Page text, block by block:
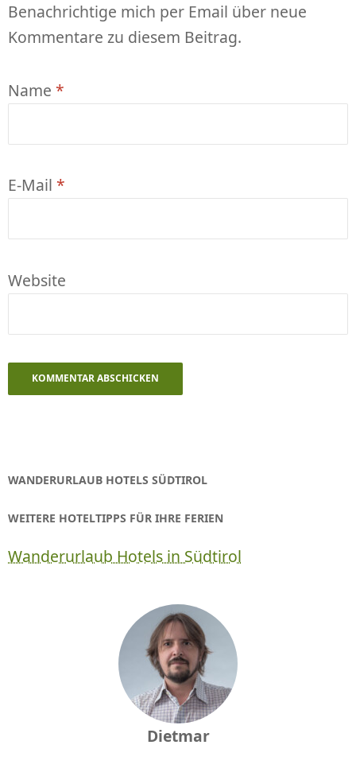
Benachrichtige mich per Email über neue
Kommentare zu diesem Beitrag.
Name *
E-Mail *
Website
WANDERURLAUB HOTELS SÜDTIROL
WEITERE HOTELTIPPS FÜR IHRE FERIEN
Wanderurlaub Hotels in Südtirol
Dietmar